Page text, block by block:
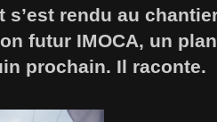
s’est rendu au
futur IMOCA, un plan
prochain. Il raconte.